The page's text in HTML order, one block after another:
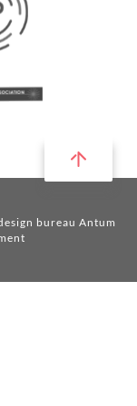
bureau Antum